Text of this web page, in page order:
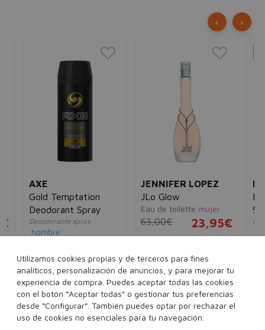
AXE
Gold Temptation
Deodorant Spray
Desodorante spray
hombre
150 ml
Añadir a la cesta
JENNIFER LOPEZ
JLo Glow
Eau de toilette mujer
63,00€ 23,95€
Añadir a la cesta
‹ ›
Utilizamos cookies propias y de terceros para fines
analíticos, personalización de anuncios, y para mejorar tu
experiencia de compra. Puedes aceptar todas las cookies
con el botón “Aceptar todas” o gestionar tus preferencias
desde “Configurar”. También puedes optar por rechazar el
uso de cookies no esenciales para tu navegación.